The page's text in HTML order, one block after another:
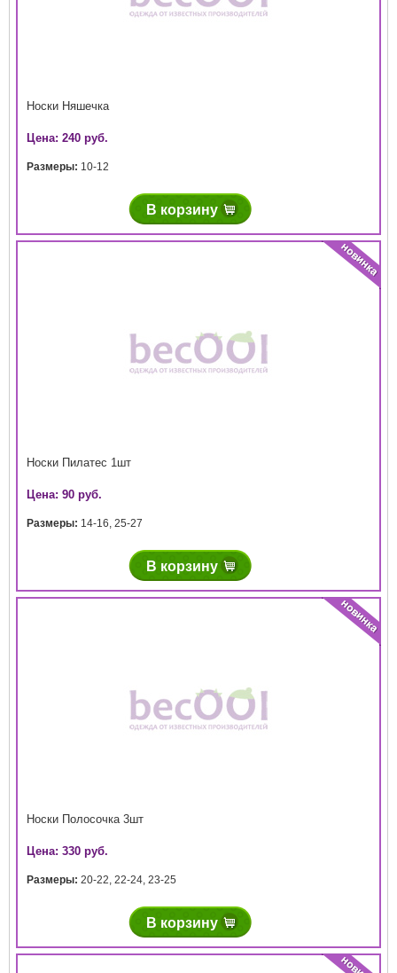
Носки Няшечка
Цена: 240 руб.
Размеры: 10-12
В корзину
Носки Пилатес 1шт
Цена: 90 руб.
Размеры: 14-16, 25-27
В корзину
Носки Полосочка 3шт
Цена: 330 руб.
Размеры: 20-22, 22-24, 23-25
В корзину